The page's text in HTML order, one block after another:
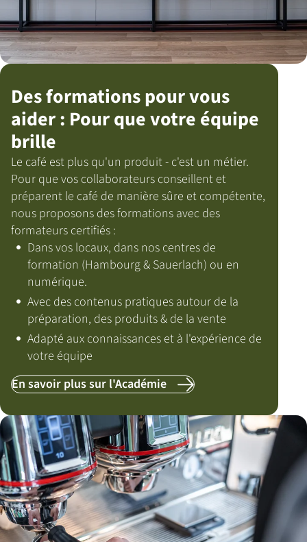
Des formations pour vous
aider : Pour que votre équipe
brille
Le café est plus qu'un produit - c'est un métier.
Pour que vos collaborateurs conseillent et
préparent le café de manière sûre et compétente,
nous proposons des formations avec des
formateurs certifiés :
Dans vos locaux, dans nos centres de
formation (Hambourg & Sauerlach) ou en
numérique.
Avec des contenus pratiques autour de la
préparation, des produits & de la vente
Adapté aux connaissances et à l'expérience de
votre équipe
En savoir plus sur l'Académie